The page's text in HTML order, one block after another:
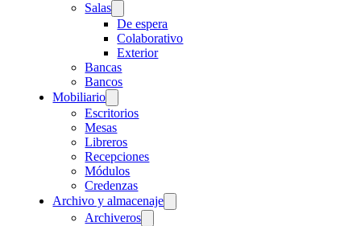
Salas
De espera
Colaborativo
Exterior
Bancas
Bancos
Mobiliario
Escritorios
Mesas
Libreros
Recepciones
Módulos
Credenzas
Archivo y almacenaje
Archiveros